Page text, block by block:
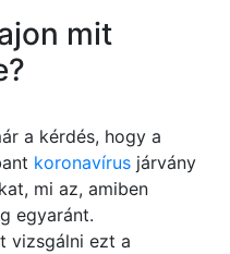
mit
a kérdés, hogy a
koronavírus járvány
mi az, amiben
egyaránt.
vizsgálni ezt a